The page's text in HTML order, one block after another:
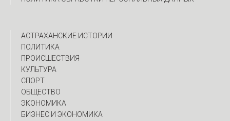
АСТРАХАНСКИЕ ИСТОРИИ
ПОЛИТИКА
ПРОИСШЕСТВИЯ
КУЛЬТУРА
СПОРТ
ОБЩЕСТВО
ЭКОНОМИКА
БИЗНЕС И ЭКОНОМИКА